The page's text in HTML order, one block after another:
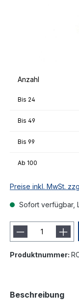
Anzahl
Bis 24
Bis 49
Bis 99
Ab 100
Preise inkl. MwSt.
Sofort verfügbar,
Produktnummer:
Beschreibung